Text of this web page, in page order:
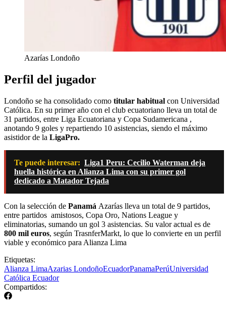
Azarías Londoño
Perfil del jugador
Londoño se ha consolidado como titular habitual con Universidad
Católica. En su primer año con el club ecuatoriano lleva un total de
31 partidos, entre Liga Ecuatoriana y Copa Sudamericana ,
anotando 9 goles y repartiendo 10 asistencias, siendo el máximo
asistidor de la LigaPro.
Te puede interesar: Liga1 Peru: Cecilio Waterman deja
huella histórica en Alianza Lima con su primer gol
dedicado a Matador Tejada
Con la selección de Panamá Azarías lleva un total de 9 partidos,
entre partidos amistosos, Copa Oro, Nations League y
eliminatorias, sumando un gol 3 asistencias. Su valor actual es de
800 mil euros, según TrasnferMarkt, lo que lo convierte en un perfil
viable y económico para Alianza Lima
Etiquetas:
Alianza LimaAzarias LondoñoEcuadorPanamaPerúUniversidad
Católica Ecuador
Compartidos: